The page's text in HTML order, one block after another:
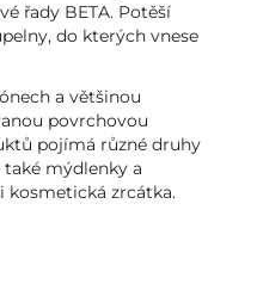
řady BETA. Potěší
do kterých vnese
a většinou
povrchovou
pojímá různé druhy
také mýdlenky a
kosmetická zrcátka.